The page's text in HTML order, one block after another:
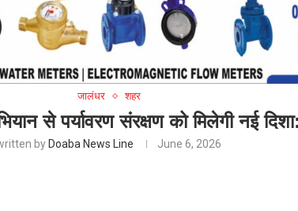
जालंधर शहर
से पर्यावरण संरक्षण को मिलेगी नई
by Doaba News Line June 6, 2026